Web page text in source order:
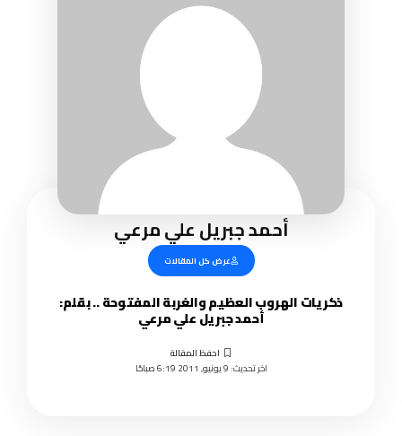
أحمد جبريل علي مرعي
عرض كل المقالات
ذكريات الهروب العظيم والغربة المفتوحة .. بقلم:
أحمد جبريل علي مرعي
اخر تحديث: 9 يونيو, 2011 6:19 صباحًا